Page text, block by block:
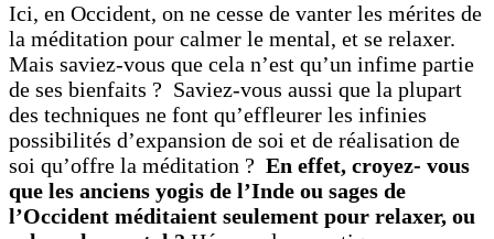
Ici, en Occident, on ne cesse de vanter les mérites de
la méditation pour calmer le mental, et se relaxer.
Mais saviez-vous que cela n’est qu’un infime partie
de ses bienfaits ? Saviez-vous aussi que la plupart
des techniques ne font qu’effleurer les infinies
possibilités d’expansion de soi et de réalisation de
soi qu’offre la méditation ? En effet, croyez- vous
que les anciens yogis de l’Inde ou sages de
l’Occident méditaient seulement pour relaxer, ou